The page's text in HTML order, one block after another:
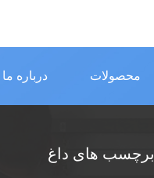
درباره ما محصولات
برچسب های داغ